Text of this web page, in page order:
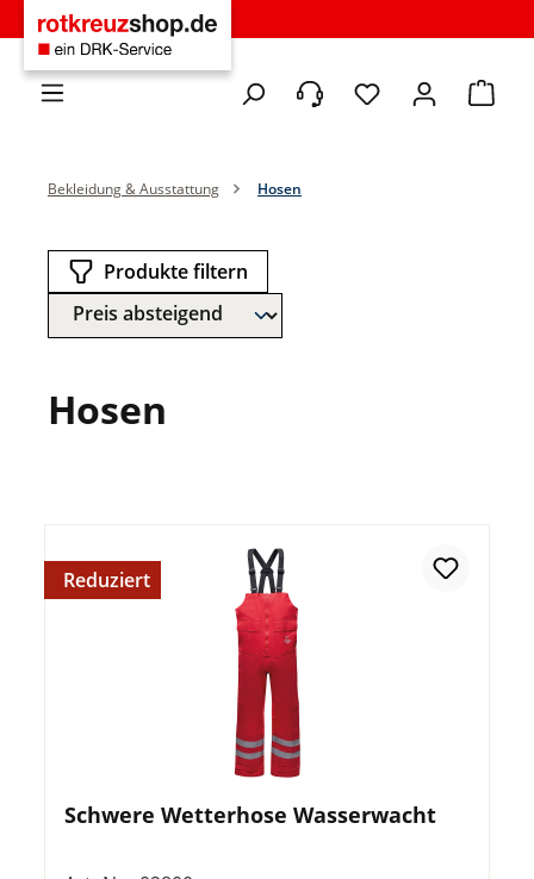
Zum Hauptinhalt springen
Du hast 0
Bekleidung & Ausstattung Hosen
Produkte filtern
Hosen
Reduziert
Schwere Wetterhose Wasserwacht